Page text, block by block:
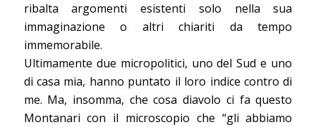
ribalta argomenti esistenti solo nella sua
immaginazione o altri chiariti da tempo
immemorabile.
Ultimamente due micropolitici, uno del Sud e uno
di casa mia, hanno puntato il loro indice contro di
me. Ma, insomma, che cosa diavolo ci fa questo
Montanari con il microscopio che “gli abbiamo